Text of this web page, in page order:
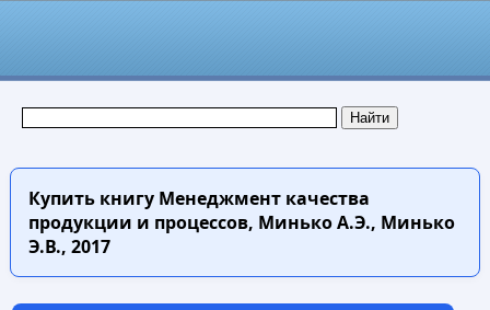
Купить книгуМенеджмент качества
продукции и процессов, Минько А.Э., Минько
Э.В., 2017